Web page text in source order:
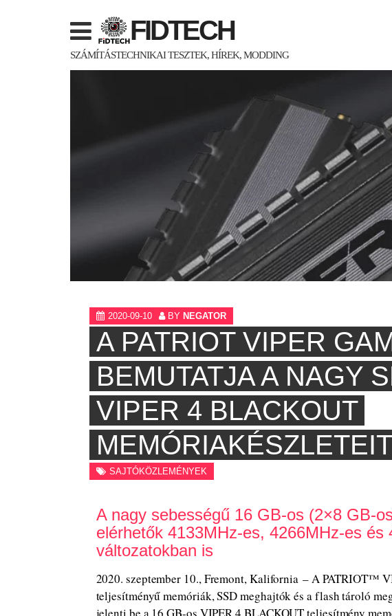
FIDTECH
SZÁMÍTÁSTECHNIKAI TESZTEK, HÍREK, MODDING
2020-09-10 BY NEGATOR
A PATRIOT VIPER
BEMUTATJA A NAGY
VIPER 4 BLACKOUT
MEMÓRIAKÉSZLETEIT
SAJTÓKÖZLEMÉNYEK
A nagy sebességű 16 GB-os (2×8 GB-
elérhetők 4133MHz-es, 4266MHz-es és
változatokban is
2020. szeptember 10., Fremont, Kalifornia – A PATRIOT™
teljesítményű memóriák, SSD meghajtók és a flash tároló
jelenti be a 16 GB-os VIPER 4 BLACKOUT teljesítmény